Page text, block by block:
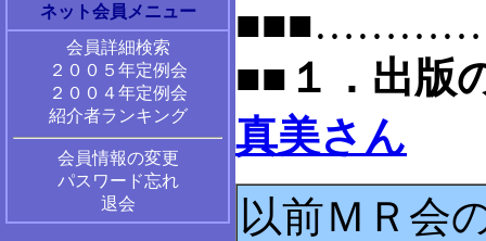
ネット会員メニュー
会員詳細検索
２００５年定例会
２００４年定例会
紹介者ランキング
会員情報の変更
パスワード忘れ
退会
■■１．出版
真美さん
以前ＭＲ会